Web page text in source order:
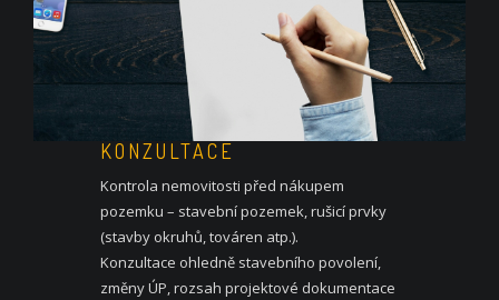
KONZULTACE
Kontrola nemovitosti před nákupem
pozemku – stavební pozemek, rušicí prvky
(stavby okruhů, továren atp.).
Konzultace ohledně stavebního povolení,
změny ÚP, rozsah projektové dokumentace